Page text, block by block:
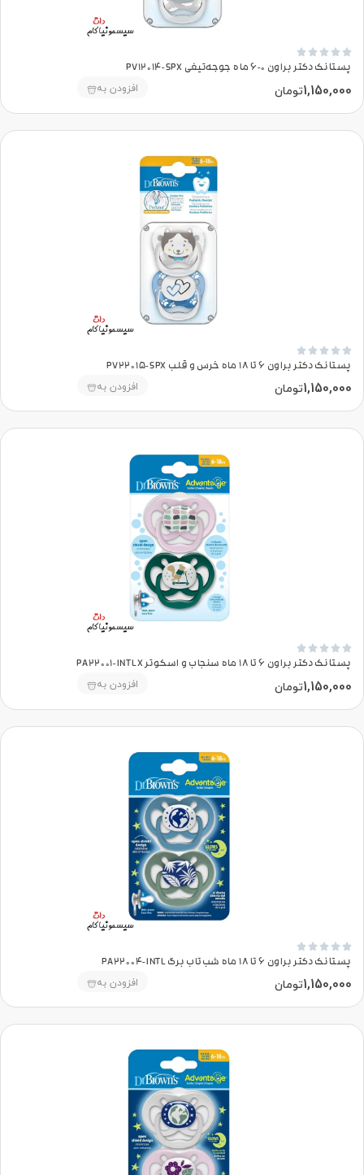





پستانک دکتر براون 0-6 ماه جوجه‌تیغی PV12014-SPX
1,150,000تومان افزودن به





پستانک دکتر براون 6 تا 18 ماه خرس و قلب PV22015-SPX
1,150,000تومان افزودن به





پستانک دکتر براون 6 تا 18 ماه سنجاب و اسکوتر PA22001-INTLX
1,150,000تومان افزودن به





پستانک دکتر براون 6 تا 18 ماه شب‌تاب برگ PA22004-INTL
1,150,000تومان افزودن به